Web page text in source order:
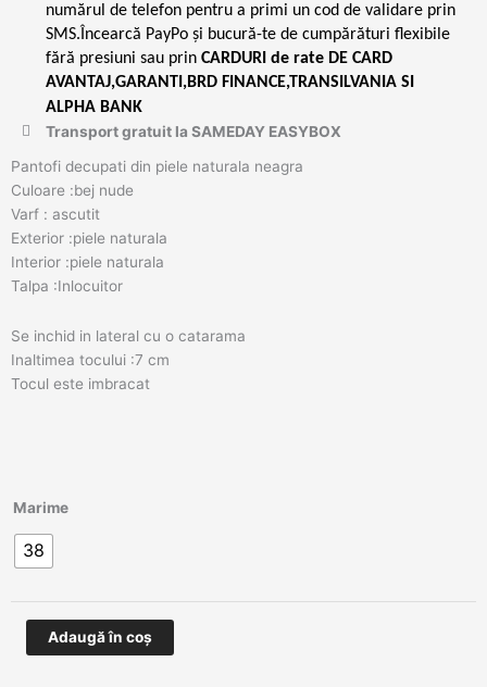
numărul de telefon pentru a primi un cod de validare prin
SMS.Încearcă PayPo și bucură-te de cumpărături flexibile
fără presiuni sau prin CARDURI de rate DE CARD
AVANTAJ,GARANTI,BRD FINANCE,TRANSILVANIA SI
ALPHA BANK
Transport gratuit la SAMEDAY EASYBOX
Pantofi decupati din piele naturala neagra
Culoare :bej nude
Varf : ascutit
Exterior :piele naturala
Interior :piele naturala
Talpa :Inlocuitor
Se inchid in lateral cu o catarama
Inaltimea tocului :7 cm
Tocul este imbracat
Marime
38
Cantitate
decupati
Adaugă în coș